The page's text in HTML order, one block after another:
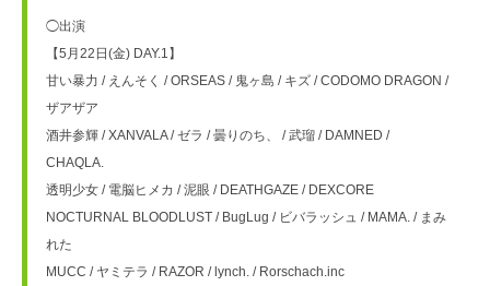
◯出演
【5月22日(金) DAY.1】
甘い暴力 / えんそく / ORSEAS / 鬼ヶ島 / キズ / CODOMO DRAGON /
ザアザア
酒井参輝 / XANVALA / ゼラ / 曇りのち、 / 武瑠 / DAMNED /
CHAQLA.
透明少女 / 電脳ヒメカ / 泥眼 / DEATHGAZE / DEXCORE
NOCTURNAL BLOODLUST / BugLug / ビバラッシュ / MAMA. / まみ
れた
MUCC / ヤミテラ / RAZOR / lynch. / Rorschach.inc